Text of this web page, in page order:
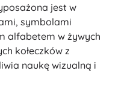
jest w
symbolami
alfabetem w żywych
kołeczków z
naukę wizualną i